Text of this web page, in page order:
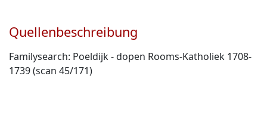
Quellenbeschreibung
Familysearch: Poeldijk - dopen Rooms-Katholiek 1708-
1739 (scan 45/171)